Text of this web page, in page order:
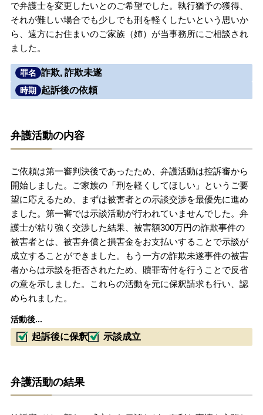
アクセス
ご依頼者からのお手紙
無料相談の口コミ評判
刑事事件について知りたい方
刑事事件データベース
で弁護士を変更したいとのご希望でした。執行猶予の獲得、
それが難しい場合でも少しでも刑を軽くしたいという思いか
ら、遠方にお住まいのご家族（姉）が当事務所にご相談され
ました。
罪名 詐欺, 詐欺未遂
時期 起訴後の依頼
弁護活動の内容
ご依頼は第一審判決後であったため、弁護活動は控訴審から
開始しました。ご家族の「刑を軽くしてほしい」というご要
望に応えるため、まずは被害者との示談交渉を最優先に進め
ました。第一審では示談活動が行われていませんでした。弁
護士が粘り強く交渉した結果、被害額300万円の詐欺事件の
被害者とは、被害弁償と損害金をお支払いすることで示談が
成立することができました。もう一方の詐欺未遂事件の被害
者からは示談を拒否されたため、贖罪寄付を行うことで反省
の意を示しました。これらの活動を元に保釈請求も行い、認
められました。
活動後...
起訴後に保釈 示談成立
弁護活動の結果